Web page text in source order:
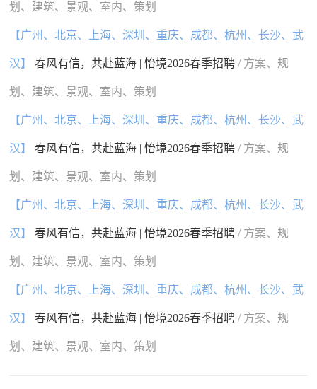
划、建筑、景观、室内、策划
【广州、北京、上海、深圳、重庆、成都、杭州、长沙、武
汉】 春风有信，共赴蓝海 | 怡境2026春季招聘/ 方案、规
划、建筑、景观、室内、策划
【广州、北京、上海、深圳、重庆、成都、杭州、长沙、武
汉】 春风有信，共赴蓝海 | 怡境2026春季招聘/ 方案、规
划、建筑、景观、室内、策划
【广州、北京、上海、深圳、重庆、成都、杭州、长沙、武
汉】 春风有信，共赴蓝海 | 怡境2026春季招聘/ 方案、规
划、建筑、景观、室内、策划
【广州、北京、上海、深圳、重庆、成都、杭州、长沙、武
汉】 春风有信，共赴蓝海 | 怡境2026春季招聘/ 方案、规
划、建筑、景观、室内、策划